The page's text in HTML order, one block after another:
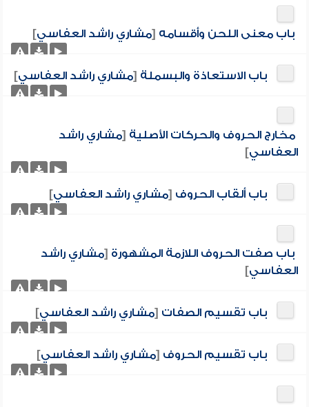
باب معنى اللحن وأقسامه [مشاري راشد العفاسي]
باب الاستعاذة والبسملة [مشاري راشد العفاسي]
مخارج الحروف والحركات الأصلية [مشاري راشد
العفاسي]
باب ألقاب الحروف [مشاري راشد العفاسي]
باب صفت الحروف اللازمة المشهورة [مشاري راشد
العفاسي]
باب تقسيم الصفات [مشاري راشد العفاسي]
باب تقسيم الحروف [مشاري راشد العفاسي]